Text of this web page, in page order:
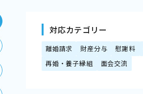
対応カテゴリー
離婚請求 財産分与 慰謝料
再婚・養子縁組
面会交流